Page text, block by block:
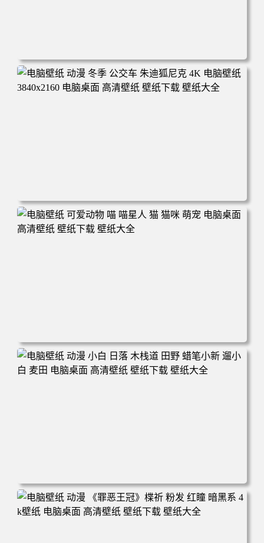
电脑壁纸 完美世界 荒天帝石昊 4K高清动漫壁纸 电脑桌面
高清壁纸 壁纸下载 壁纸大全
电脑壁纸 动漫 冬季 公交车 朱迪狐尼克 4K 电脑壁纸 3840x2
160 电脑桌面 高清壁纸 壁纸下载 壁纸大全
电脑壁纸 可爱动物 喵 喵星人 猫 猫咪 萌宠 电脑桌面 高清壁
纸 壁纸下载 壁纸大全
电脑壁纸 动漫 小白 日落 木栈道 田野 蜡笔小新 遛小白 麦田
电脑桌面 高清壁纸 壁纸下载 壁纸大全